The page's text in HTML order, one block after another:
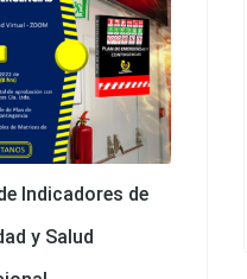
Indicadores de
y Salud